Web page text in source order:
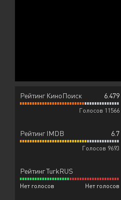
Рейтинг КиноПоиск 6.479
Голосов 11566
Рейтинг IMDB 6.7
Голосов 9693
Рейтинг TurkRUS
Нет голосов Нет голосов